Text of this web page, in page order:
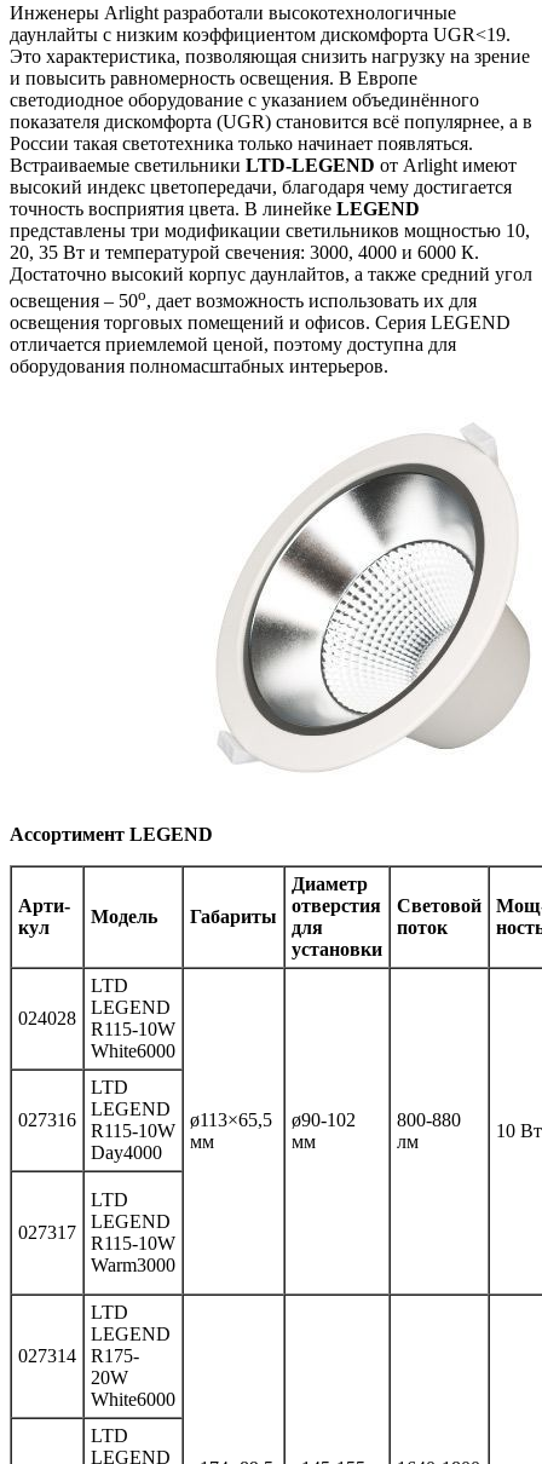
Инженеры Arlight разработали высокотехнологичные
даунлайты с низким коэффициентом дискомфорта UGR<19.
Это характеристика, позволяющая снизить нагрузку на зрение
и повысить равномерность освещения. В Европе
светодиодное оборудование с указанием объединённого
показателя дискомфорта (UGR) становится всё популярнее, а в
России такая светотехника только начинает появляться.
Встраиваемые светильники LTD-LEGEND от Arlight имеют
высокий индекс цветопередачи, благодаря чему достигается
точность восприятия цвета. В линейке LEGEND
представлены три модификации светильников мощностью 10,
20, 35 Вт и температурой свечения: 3000, 4000 и 6000 К.
Достаточно высокий корпус даунлайтов, а также средний угол
освещения – 50o, дает возможность использовать их для
освещения торговых помещений и офисов. Серия LEGEND
отличается приемлемой ценой, поэтому доступна для
оборудования полномасштабных интерьеров.
Ассортимент LEGEND
Ар­ти­
кул
Мо­дель Габариты
Диаметр
отверстия
для
установки
Световой
поток
024028
LTD
LEGEND
R115-10W
White6000
ø113×65,5
мм
ø90-102
мм
800-880
лм
10 Вт
027316
LTD
LEGEND
R115-10W
Day4000
027317
LTD
LEGEND
R115-10W
Warm3000
027314
LTD
LEGEND
R175-
20W
White6000
LTD
LEGEND